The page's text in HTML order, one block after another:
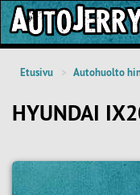
Etusivu Autohuolto
HYUNDAI